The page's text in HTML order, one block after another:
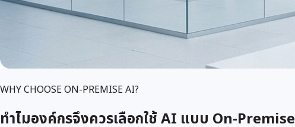
WHY CHOOSE ON-PREMISE AI?
ทำไมองค์กรจึงควรเลือกใช้ AI แบบ On-Premise